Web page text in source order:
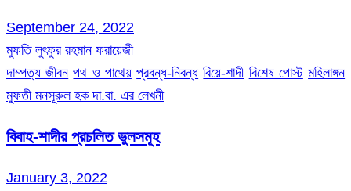
September 24, 2022
মুফতি লুৎফুর রহমান ফরায়েজী
দাম্পত্য জীবন পথ ও পাথেয় প্রবন্ধ-নিবন্ধ বিয়ে-শাদী বিশেষ পোস্ট মহিলাঙ্গন
মুফতী মনসূরুল হক দা.বা. এর লেখনী
বিবাহ-শাদীর প্রচলিত ভুলসমূহ
January 3, 2022